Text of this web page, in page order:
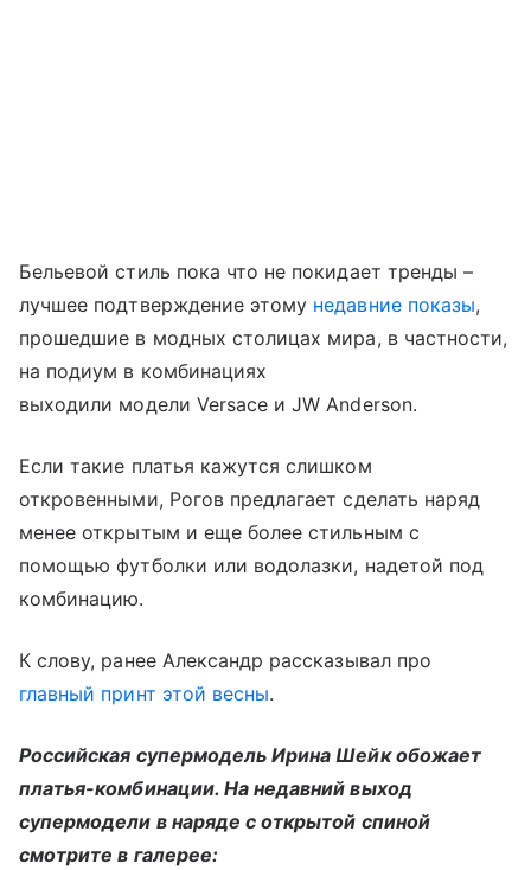
Бельевой стиль пока что не покидает тренды –
лучшее подтверждение этому недавние показы,
прошедшие в модных столицах мира, в частности,
на подиум в комбинациях
выходили модели Versace и JW Anderson.
Если такие платья кажутся слишком
откровенными, Рогов предлагает сделать наряд
менее открытым и еще более стильным с
помощью футболки или водолазки, надетой под
комбинацию.
К слову, ранее Александр рассказывал про
главный принт этой весны.
Российская супермодель Ирина Шейк обожает
платья-комбинации. На недавний выход
супермодели в наряде с открытой спиной
смотрите в галерее: